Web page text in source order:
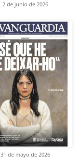
2 de junio de 2026
31 de mayo de 2026